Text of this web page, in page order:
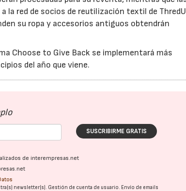
la red de socios de reutilización textil de
su ropa y accesorios antiguos obtendrán
Choose to Give Back se implementará más
del año que viene.
SUSCRIBIRME GRATIS
de interempresas.net
newsletter(s). Gestión de cuenta de usuario. Envío de emails